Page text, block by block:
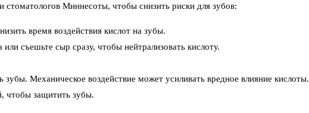
стоматологов Миннесоты, чтобы снизить риски для зубов:
время воздействия кислот на зубы.
съешьте сыр сразу, чтобы нейтрализовать кислоту.
Механическое воздействие может усиливать вредное влияние кислоты.
чтобы защитить зубы.